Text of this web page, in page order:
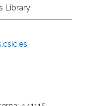
Library